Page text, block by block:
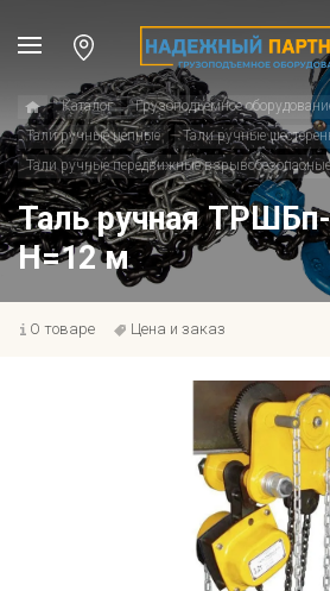
Каталог Грузоподъемное
Тали ручные цепные
Тали ручные
Тали ручные передвижные
Таль ручная
Н=12 м
О товаре Цена и заказ